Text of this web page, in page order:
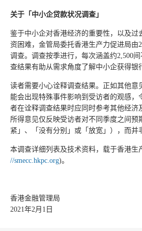
关于「中小企贷款状况调查」
鉴于中小企对香港经济的重要性，以及过
资困难，金管局委托香港生产力促进局由
调查。调查按季进行，每次涵盖约2,500
查结果有助从需求角度了解中小企获得银
读者需要小心诠释调查结果。正如其他意
能会出现特殊事件影响到受访者的观感，
者在诠释调查结果时应同时参考其他经济
所得意见仅反映受访者对不同季度之间预
紧」、「没有分别」或「放宽」），而并
本调查详细列表及技术资料，载于香港生
//sme­cc.⁠⁠hk⁠pc.org⁠)。
香港金融管理局
2021年2月1日